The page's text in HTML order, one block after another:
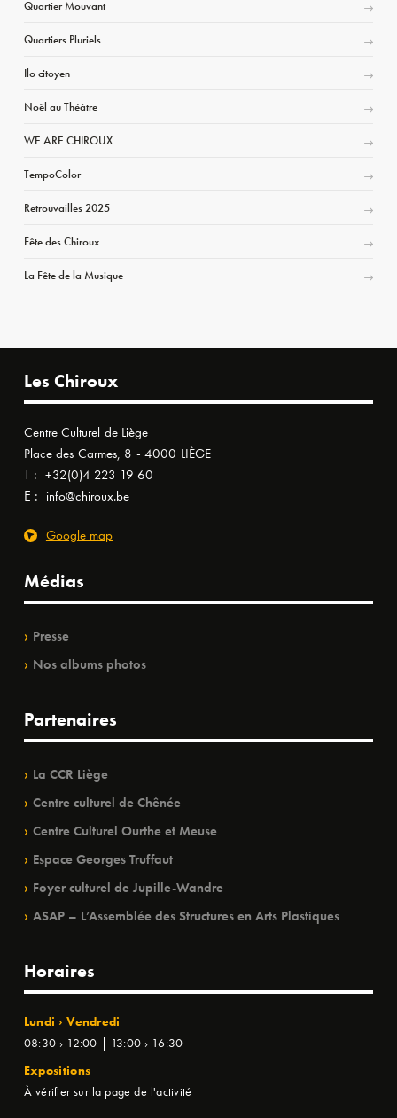
Quartier Mouvant
Quartiers Pluriels
Ilo citoyen
Noël au Théâtre
WE ARE CHIROUX
TempoColor
Retrouvailles 2025
Fête des Chiroux
La Fête de la Musique
Les Chiroux
Centre Culturel de Liège
Place des Carmes, 8 - 4000 LIÈGE
T : +32(0)4 223 19 60
E : info@chiroux.be
Google map
Médias
Presse
Nos albums photos
Partenaires
La CCR Liège
Centre culturel de Chênée
Centre Culturel Ourthe et Meuse
Espace Georges Truffaut
Foyer culturel de Jupille-Wandre
ASAP – L’Assemblée des Structures en Arts Plastiques
Horaires
Lundi › Vendredi
08:30 › 12:00 | 13:00 › 16:30
Expositions
À vérifier sur la page de l'activité